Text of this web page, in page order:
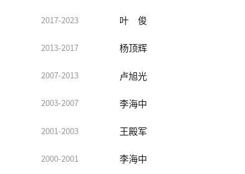
叶俊
2017-2023
杨顶辉
2013-2017
卢旭光
2007-2013
李海中
2003-2007
王殿军
2001-2003
李海中
2000-2001